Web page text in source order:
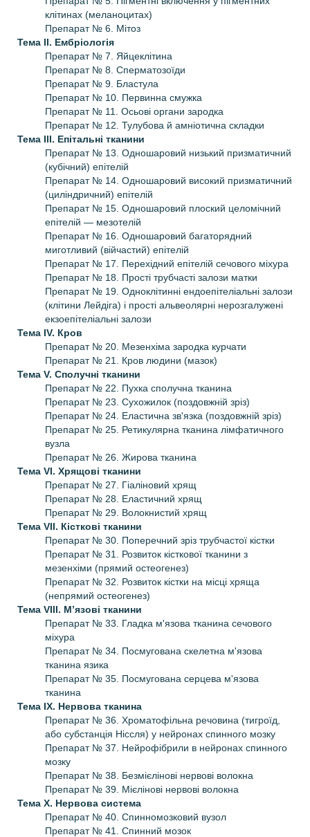
клітинах (меланоцитах)
Препарат № 6. Мітоз
Тема II. Ембріологія
Препарат № 7. Яйцеклітина
Препарат № 8. Сперматозоїди
Препарат № 9. Бластула
Препарат № 10. Первинна смужка
Препарат № 11. Осьові органи зародка
Препарат № 12. Тулубова й амніотична складки
Тема III. Епітальні тканини
Препарат № 13. Одношаровий низький призматичний
(кубічний) епітелій
Препарат № 14. Одношаровий високий призматичний
(циліндричний) епітелій
Препарат № 15. Одношаровий плоский целомічний
епітелій — мезотелій
Препарат № 16. Одношаровий багаторядний
миготливий (війчастий) епітелій
Препарат № 17. Перехідний епітелій сечового міхура
Препарат № 18. Прості трубчасті залози матки
Препарат № 19. Одноклітинні ендоепітеліальні залози
(клітини Лейдіга) і прості альвеолярні нерозгалужені
екзоепітеліальні залози
Тема IV. Кров
Препарат № 20. Мезенхіма зародка курчати
Препарат № 21. Кров людини (мазок)
Тема V. Сполучні тканини
Препарат № 22. Пухка сполучна тканина
Препарат № 23. Сухожилок (поздовжній зріз)
Препарат № 24. Еластична зв'язка (поздовжній зріз)
Препарат № 25. Ретикулярна тканина лімфатичного
вузла
Препарат № 26. Жирова тканина
Тема VI. Хрящові тканини
Препарат № 27. Гіаліновий хрящ
Препарат № 28. Еластичний хрящ
Препарат № 29. Волокнистий хрящ
Тема VII. Кісткові тканини
Препарат № 30. Поперечний зріз трубчастої кістки
Препарат № 31. Розвиток кісткової тканини з
мезенхіми (прямий остеогенез)
Препарат № 32. Розвиток кістки на місці хряща
(непрямий остеогенез)
Тема VIII. М’язові тканини
Препарат № 33. Гладка м'язова тканина сечового
міхура
Препарат № 34. Посмугована скелетна м'язова
тканина язика
Препарат № 35. Посмугована серцева м'язова
тканина
Тема IX. Нервова тканина
Препарат № 36. Хроматофільна речовина (тигроїд,
або субстанція Ніссля) у нейронах спинного мозку
Препарат № 37. Нейрофібрили в нейронах спинного
мозку
Препарат № 38. Безмієлінові нервові волокна
Препарат № 39. Мієлінові нервові волокна
Тема X. Нервова система
Препарат № 40. Спинномозковий вузол
Препарат № 41. Спинний мозок